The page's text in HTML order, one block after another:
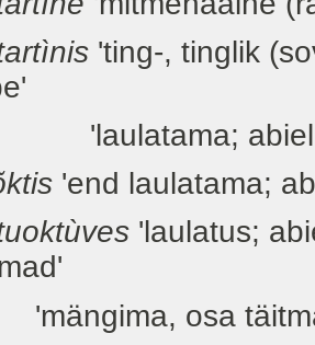
'ting-, tinglik
abielu
'end laulatama;
'laulatus;
osa täitma;